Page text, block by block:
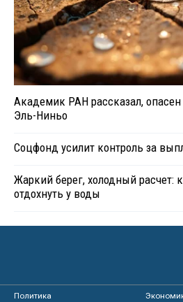
Академик РАН рассказал,
Эль-Ниньо
Соцфонд усилит контроль за
Жаркий берег, холодный расчет:
отдохнуть у воды
Политика